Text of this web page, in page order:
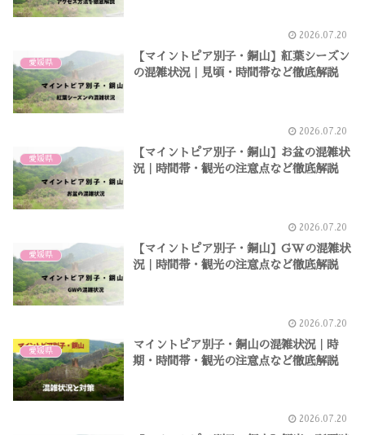
2026.07.20
愛媛県
【マイントピア別子・銅山】紅葉シーズン
の混雑状況｜見頃・時間帯など徹底解説
2026.07.20
愛媛県
【マイントピア別子・銅山】お盆の混雑状
況｜時間帯・観光の注意点など徹底解説
2026.07.20
愛媛県
【マイントピア別子・銅山】GWの混雑状
況｜時間帯・観光の注意点など徹底解説
2026.07.20
愛媛県
マイントピア別子・銅山の混雑状況｜時
期・時間帯・観光の注意点など徹底解説
2026.07.20